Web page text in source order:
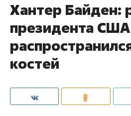
Хантер Байден:
президента США
костей